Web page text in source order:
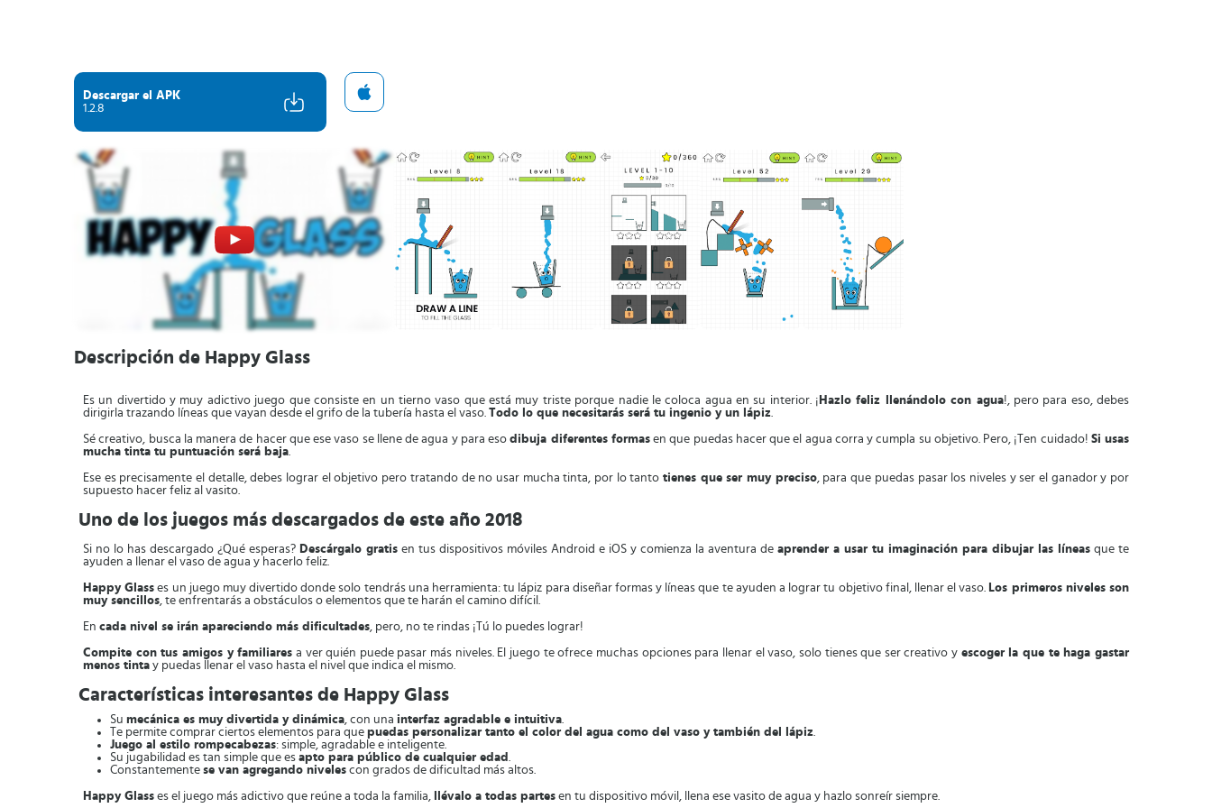
Descargar el APK
1.2.8
Descripción de Happy Glass
Es un divertido y muy adictivo juego que consiste en un tierno vaso que está muy triste porque nadie le coloca agua en su interior. ¡ Hazlo feliz llenándolo con agua!, pero para eso, debes
dirigirla trazando líneas que vayan desde el grifo de la tubería hasta el vaso. Todo lo que necesitarás será tu ingenio y un lápiz.
Sé creativo, busca la manera de hacer que ese vaso se llene de agua y para esodibuja diferentes formasen que puedas hacer que el agua corra y cumpla su objetivo. Pero, ¡Ten cuidado! Si usas
mucha tinta tu puntuación será baja.
Ese es precisamente el detalle, debes lograr el objetivo pero tratando de no usar mucha tinta, por lo tantotienes que ser muy preciso, para que puedas pasar los niveles y ser el ganador y por
supuesto hacer feliz al vasito.
Uno de los juegos más descargados de este año 2018
Si no lo has descargado ¿Qué esperas? Descárgalo gratis en tus dispositivos móviles Android e iOS y comienza la aventura de aprender a usar tu imaginación para dibujar las líneas que te
ayuden a llenar el vaso de agua y hacerlo feliz.
Happy Glass es un juego muy divertido donde solo tendrás una herramienta: tu lápiz para diseñar formas y líneas que te ayuden a lograr tu objetivo final, llenar el vaso. Los primeros niveles son
muy sencillos, te enfrentarás a obstáculos o elementos que te harán el camino difícil.
En cada nivel se irán apareciendo más dificultades, pero, no te rindas ¡Tú lo puedes lograr!
Compite con tus amigos y familiares a ver quién puede pasar más niveles. El juego te ofrece muchas opciones para llenar el vaso, solo tienes que ser creativo y escoger la que te haga gastar
menos tinta y puedas llenar el vaso hasta el nivel que indica el mismo.
Características interesantes de Happy Glass
Su mecánica es muy divertida y dinámica, con una interfaz agradable e intuitiva.
Te permite comprar ciertos elementos para que puedas personalizar tanto el color del agua como del vaso y también del lápiz.
Juego al estilo rompecabezas: simple, agradable e inteligente.
Su jugabilidad es tan simple que es apto para público de cualquier edad .
Constantemente se van agregando niveles con grados de dificultad más altos.
Happy Glass es el juego más adictivo que reúne a toda la familia, llévalo a todas partes en tu dispositivo móvil, llena ese vasito de agua y hazlo sonreír siempre.